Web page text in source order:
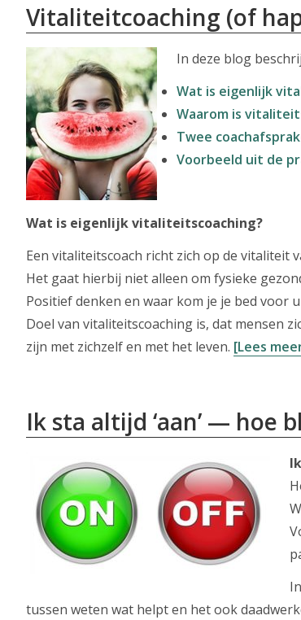
En
daar
je
weer
Vitaliteitcoaching (of
In deze blog
Wat is eigenlijk
Waarom is
Twee
Voorbeeld uit de
Wat is eigenlijk vitaliteitscoaching?
Een vitaliteitscoach richt zich op de vitaliteit
Het gaat hierbij niet alleen om fysieke
Positief denken en waar kom je je bed
Doel van vitaliteitscoaching is, dat mensen
zijn met zichzelf en met het leven. [Lees
Ik sta altijd ‘aan’ — hoe
tussen weten wat helpt en het ook